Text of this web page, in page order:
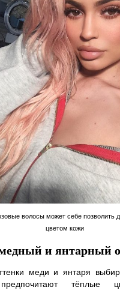
волосы может себе позволить
цветом кожи
и янтарный
меди и янтаря
тёплые